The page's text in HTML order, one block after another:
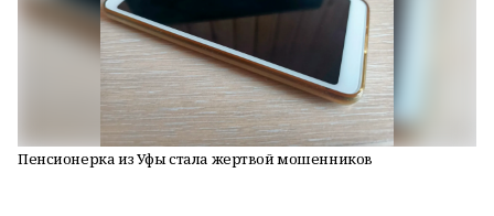
Пенсионерка из Уфы стала жертвой мошенников